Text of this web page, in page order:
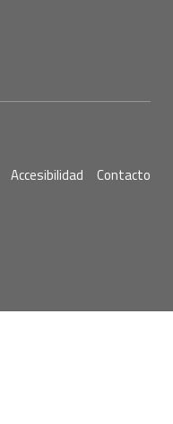
Accesibilidad Contacto